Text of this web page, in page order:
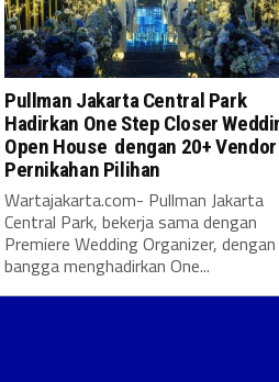
Pullman Jakarta Central Park
Hadirkan One Step Closer
Open House dengan 20+ Vendor
Pernikahan Pilihan
Wartajakarta.com- Pullman Jakarta
Central Park, bekerja sama dengan
Premiere Wedding Organizer, dengan
bangga menghadirkan One...